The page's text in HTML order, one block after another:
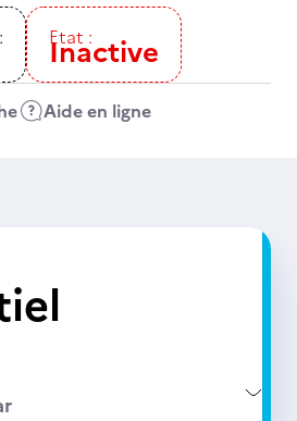
Etat :
Inactive
Aide en ligne